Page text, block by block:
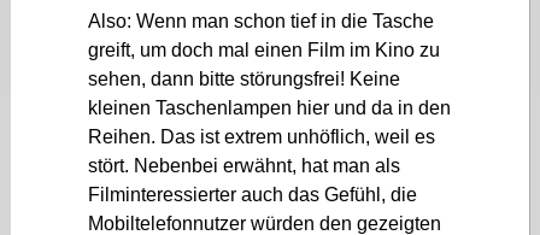
Also: Wenn man schon tief in die Tasche
greift, um doch mal einen Film im Kino zu
sehen, dann bitte störungsfrei! Keine
kleinen Taschenlampen hier und da in den
Reihen. Das ist extrem unhöflich, weil es
stört. Nebenbei erwähnt, hat man als
Filminteressierter auch das Gefühl, die
Mobiltelefonnutzer würden den gezeigten